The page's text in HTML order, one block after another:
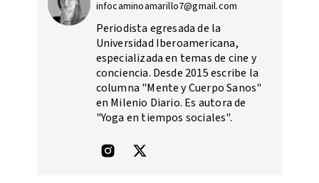
infocaminoamarillo7@gmail.com
Periodista egresada de la
Universidad Iberoamericana,
especializada en temas de cine y
conciencia. Desde 2015 escribe la
columna "Mente y Cuerpo Sanos"
en Milenio Diario. Es autora de
"Yoga en tiempos sociales".